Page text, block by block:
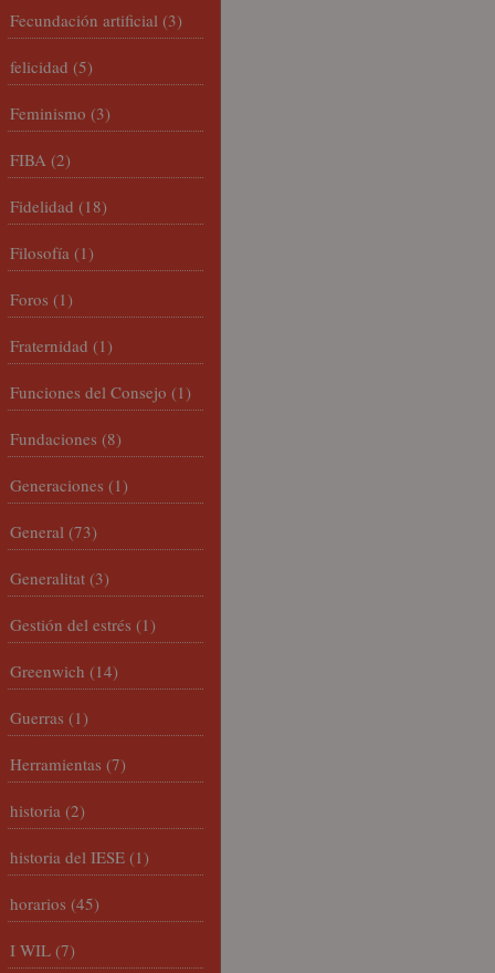
Fecundación artificial (3)
felicidad (5)
Feminismo (3)
FIBA (2)
Fidelidad (18)
Filosofía (1)
Foros (1)
Fraternidad (1)
Funciones del Consejo (1)
Fundaciones (8)
Generaciones (1)
General (73)
Generalitat (3)
Gestión del estrés (1)
Greenwich (14)
Guerras (1)
Herramientas (7)
historia (2)
historia del IESE (1)
horarios (45)
I WIL (7)